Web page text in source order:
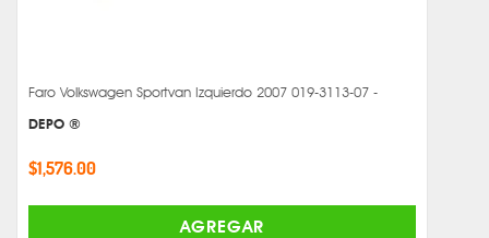
Faro Volkswagen Sportvan Izquierdo 2007 019-3113-07 -
DEPO ®
$1,576.00
AGREGAR